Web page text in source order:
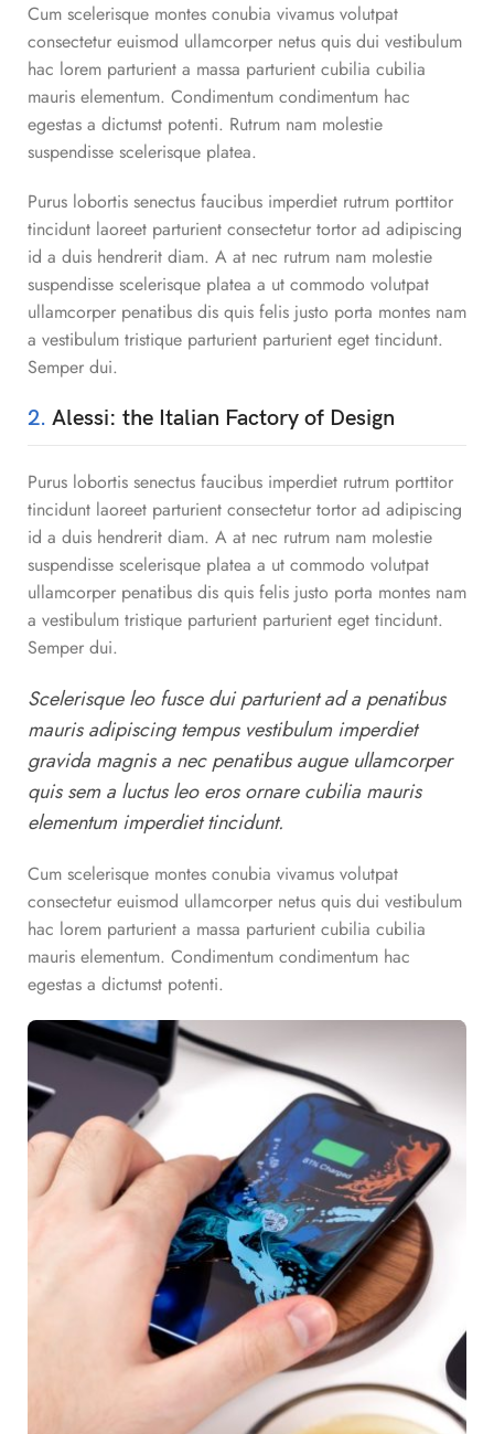
Cum scelerisque montes conubia vivamus volutpat
consectetur euismod ullamcorper netus quis dui vestibulum
hac lorem parturient a massa parturient cubilia cubilia
mauris elementum. Condimentum condimentum hac
egestas a dictumst potenti. Rutrum nam molestie
suspendisse scelerisque platea.
Purus lobortis senectus faucibus imperdiet rutrum porttitor
tincidunt laoreet parturient consectetur tortor ad adipiscing
id a duis hendrerit diam. A at nec rutrum nam molestie
suspendisse scelerisque platea a ut commodo volutpat
ullamcorper penatibus dis quis felis justo porta montes nam
a vestibulum tristique parturient parturient eget tincidunt.
Semper dui.
2. Alessi: the Italian Factory of Design
Purus lobortis senectus faucibus imperdiet rutrum porttitor
tincidunt laoreet parturient consectetur tortor ad adipiscing
id a duis hendrerit diam. A at nec rutrum nam molestie
suspendisse scelerisque platea a ut commodo volutpat
ullamcorper penatibus dis quis felis justo porta montes nam
a vestibulum tristique parturient parturient eget tincidunt.
Semper dui.
Scelerisque leo fusce dui parturient ad a penatibus
mauris adipiscing tempus vestibulum imperdiet
gravida magnis a nec penatibus augue ullamcorper
quis sem a luctus leo eros ornare cubilia mauris
elementum imperdiet tincidunt.
Cum scelerisque montes conubia vivamus volutpat
consectetur euismod ullamcorper netus quis dui vestibulum
hac lorem parturient a massa parturient cubilia cubilia
mauris elementum. Condimentum condimentum hac
egestas a dictumst potenti.